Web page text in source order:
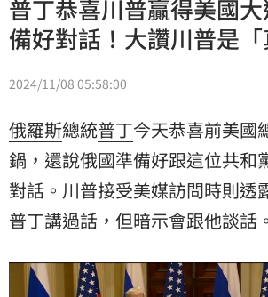
普丁恭喜川普贏得美國
備好對話！大讚川普是「
2024/11/08 05:58:00
俄羅斯總統普丁今天恭喜前美國
鍋，還說俄國準備好跟這位共和
對話 。川普接受美媒訪問時則透
普丁講過話，但暗示會跟他談話。